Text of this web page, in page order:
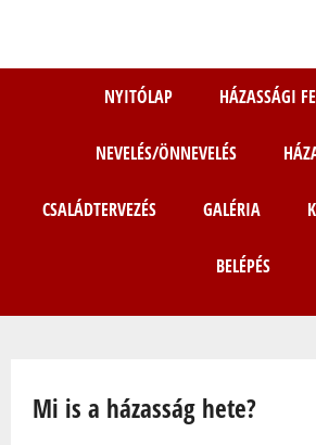
NYITÓLAP HÁZASSÁGI
NEVELÉS/ÖNNEVELÉS
CSALÁDTERVEZÉS GALÉRIA
BELÉPÉS
Mi is a házasság hete?